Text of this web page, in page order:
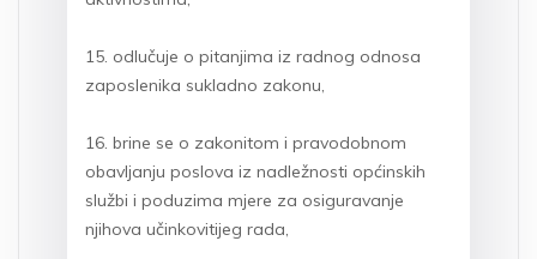
15. odlučuje o pitanjima iz radnog odnosa
zaposlenika sukladno zakonu,
16. brine se o zakonitom i pravodobnom
obavljanju poslova iz nadležnosti općinskih
službi i poduzima mjere za osiguravanje
njihova učinkovitijeg rada,